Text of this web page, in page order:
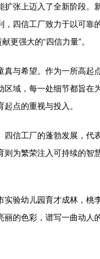
张上迈入了全新阶段
四信工厂致力于以可
更强大的“四信力量”。
与希望。作为一所高
域，每一处细节都旨
点的重视与投入。
信工厂的蓬勃发展，
为繁荣注入可持续的
验幼儿园育才成林，
的色彩，谱写一曲动人